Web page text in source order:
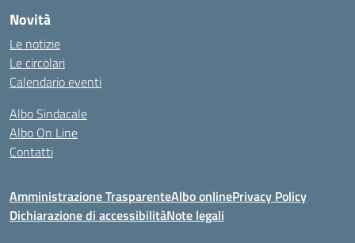
Novità
Le notizie
Le circolari
Calendario eventi
Albo Sindacale
Albo On Line
Contatti
Amministrazione TrasparenteAlbo onlinePrivacy Policy
Dichiarazione di accessibilitàNote legali